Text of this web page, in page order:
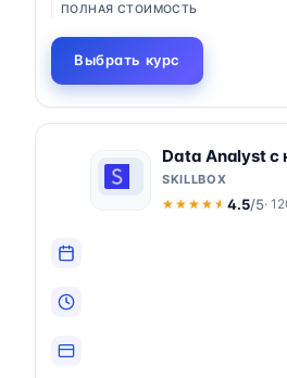
ПОЛНАЯ СТОИМОСТЬ
Выбрать курс
Data Analyst с
SKILLBOX
★★★★★
★★★★★4.5/5·